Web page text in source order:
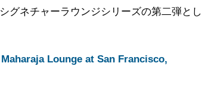
グネチャーラウンジシリーズの第二弾とし
Lounge at San Francisco,